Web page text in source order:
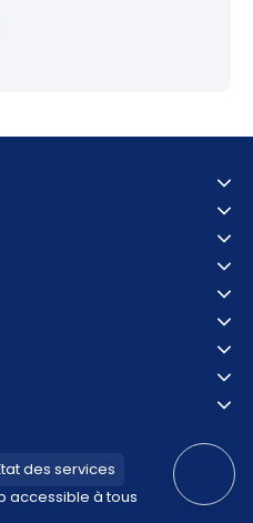
des services
accessible à tous